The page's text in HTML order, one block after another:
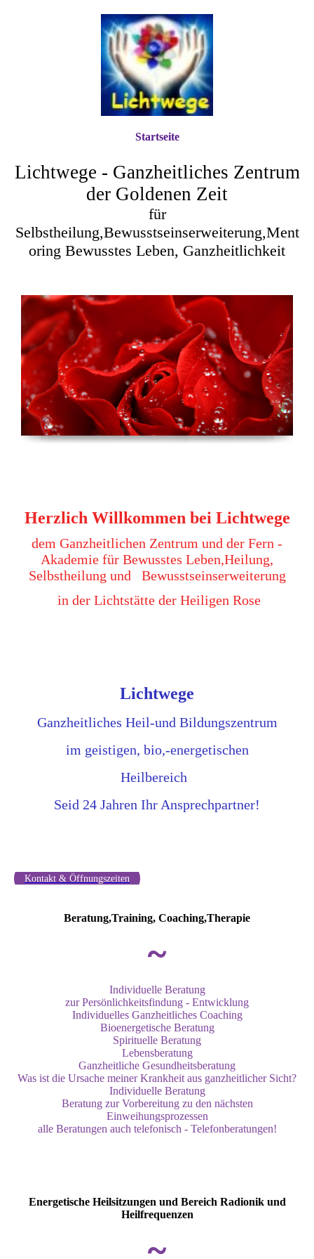
Lichtwege - Ganzheitliches Zentrum
der Goldenen Zeit
für
Selbstheilung,Bewusstseinserweiterung,Ment
oring Bewusstes Leben, Ganzheitlichkeit
Startseite
Herzlich Willkommen bei Lichtwege
dem Ganzheitlichen Zentrum und der Fern -
Akademie für Bewusstes Leben,Heilung,
Selbstheilung und Bewusstseinserweiterung
in der Lichtstätte der Heiligen Rose
Lichtwege
Ganzheitliches Heil-und Bildungszentrum
im geistigen, bio,-energetischen
Heilbereich
Seid 24 Jahren Ihr Ansprechpartner!
Kontakt & Öffnungszeiten
Beratung,Training, Coaching,Therapie
~
Individuelle Beratung
zur Persönlichkeitsfindung - Entwicklung
Individuelles Ganzheitliches Coaching
Bioenergetische Beratung
Spirituelle Beratung
Lebensberatung
Ganzheitliche Gesundheitsberatung
Was ist die Ursache meiner Krankheit aus ganzheitlicher Sicht?
Individuelle Beratung
Beratung zur Vorbereitung zu den nächsten
Einweihungsprozessen
alle Beratungen auch telefonisch - Telefonberatungen!
Energetische Heilsitzungen und Bereich Radionik und
Heilfrequenzen
~